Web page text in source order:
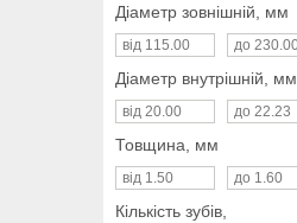
Діаметр зовнішній, мм
Діаметр внутрішній, мм
Товщина, мм
Кількість зубів,